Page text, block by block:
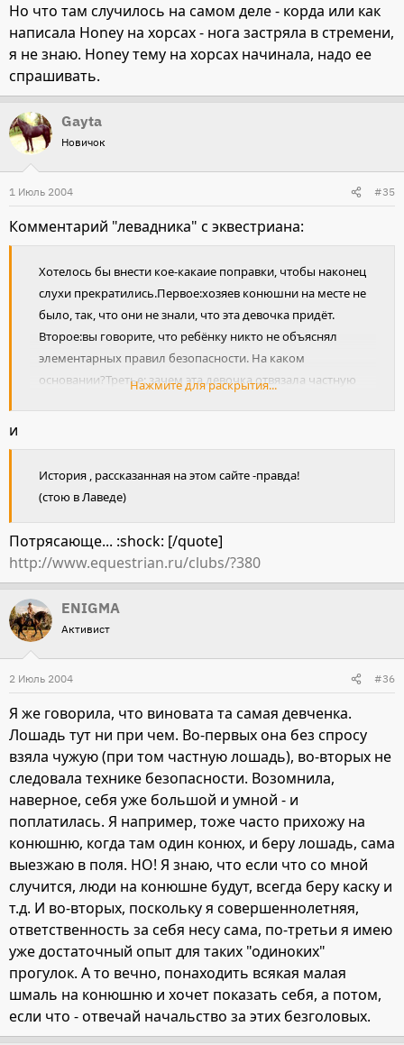
Но что там случилось на самом деле - корда или как
написала Honey на хорсах - нога застряла в стремени,
я не знаю. Honey тему на хорсах начинала, надо ее
спрашивать.
Gayta
Новичок
1 Июль 2004 #35
Комментарий "левадника" с эквестриана:
Хотелось бы внести кое-какаие поправки, чтобы наконец
слухи прекратились.Первое:хозяев конюшни на месте не
было, так, что они не знали, что эта девочка придёт.
Второе:вы говорите, что ребёнку никто не объяснял
элементарных правил безопасности. На каком
основании?Третье: зачем эта девочка отвязала частную
диспансер, так, что отморозков там хватает! А у хозяйки
договаривалась, что будет нести ответственность за эту
девочку?Может есть документ подтверждающий это?
хозяев не было. Что за всех несёт ответственность
хозяйка конюшни???
Нажмите для раскрытия...
и
История , рассказанная на этом сайте -правда!
(стою в Лаведе)
Потрясающе... :shock: [/quote]
http://www.equestrian.ru/clubs/?380
ENIGMA
Активист
2 Июль 2004 #36
Я же говорила, что виновата та самая девченка.
Лошадь тут ни при чем. Во-первых она без спросу
взяла чужую (при том частную лошадь), во-вторых не
следовала технике безопасности. Возомнила,
наверное, себя уже большой и умной - и
поплатилась. Я например, тоже часто прихожу на
конюшню, когда там один конюх, и беру лошадь, сама
выезжаю в поля. НО! Я знаю, что если что со мной
случится, люди на конюшне будут, всегда беру каску и
т.д. И во-вторых, поскольку я совершеннолетняя,
ответственность за себя несу сама, по-третьи я имею
уже достаточный опыт для таких "одиноких"
прогулок. А то вечно, понаходить всякая малая
шмаль на конюшню и хочет показать себя, а потом,
если что - отвечай начальство за этих безголовых.